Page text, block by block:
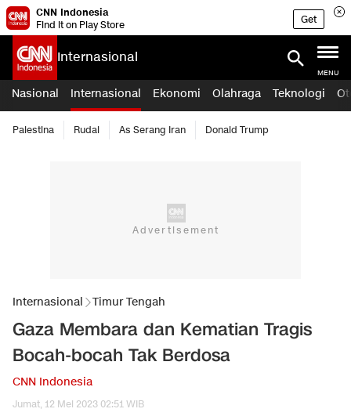
CNN Indonesia
Find it on Play Store
Get
Internasional
MENU
Nasional Internasional Ekonomi Olahraga Teknologi
Palestina Rudal As Serang Iran Donald Trump
Internasional Timur Tengah
Gaza Membara dan Kematian Tragis
Bocah-bocah Tak Berdosa
CNN Indonesia
Jumat, 12 Mei 2023 02:51 WIB